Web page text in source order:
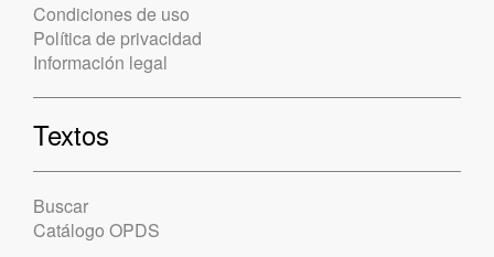
Condiciones de uso
Política de privacidad
Información legal
Textos
Buscar
Catálogo OPDS